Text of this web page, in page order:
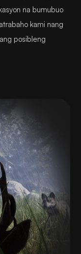
na bumubuo
kami nang
posibleng